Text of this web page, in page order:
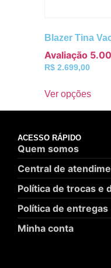
Blazer Tina
Avaliação 5.00
R$ 2.699,00
Ver opções
ACESSO RÁPIDO
Quem somos
Central de
Política de trocas e
Política de entregas
Minha conta